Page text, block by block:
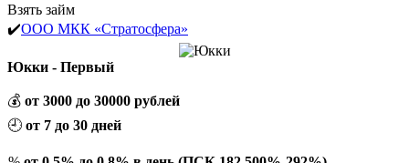
Взять займ
✔️ООО МКК «Стратосфера»
Юкки - Первый
💰 от 3000 до 30000 рублей
🕘 от 7 до 30 дней